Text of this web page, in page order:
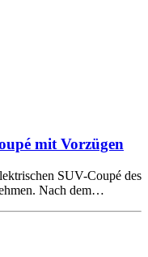
mit Vorzügen
SUV-Coupé des
Nach dem…